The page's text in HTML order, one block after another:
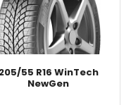
205/55 R16 WinTech
NewGen